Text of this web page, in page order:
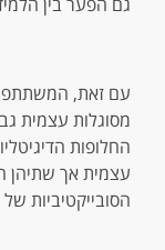
עם זאת,
מסוגלות עצמית
החלופות
עצמית אך שתיהן
הסובייקטיביות